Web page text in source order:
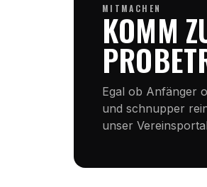
MITMACHEN
KOMM
Egal ob Anfänger
und schnupper
unser